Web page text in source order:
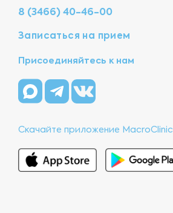
8 (3466) 40-46-00
Записаться на прием
Присоединяйтесь к нам
Скачайте приложение MacroClinic